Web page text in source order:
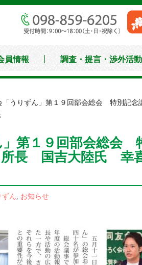
縄県中小企業
員情報 調査・提言・渉外活動
「うりずん」第１９回部会総会 特別記
」第１９回部会総会
長 国吉大陸氏 幸
ずん, お知らせ